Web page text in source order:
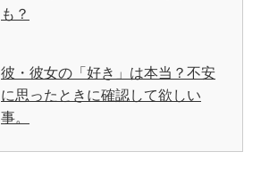
も？
彼・彼女の「好き」は本当？不安
に思ったときに確認して欲しい
事。